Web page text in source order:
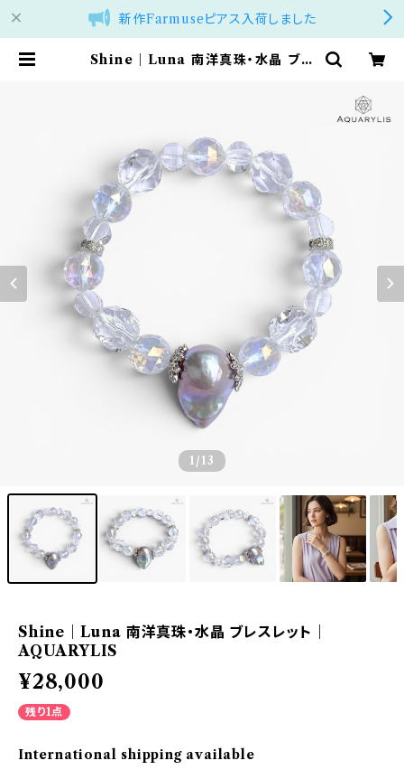
新作Farmuseピアス入荷しました
Shine｜Luna 南洋真珠・水晶 ブレ
1 /13
Shine｜Luna 南洋真珠・水晶 ブレスレット｜
AQUARYLIS
¥28,000
残り1点
International shipping available